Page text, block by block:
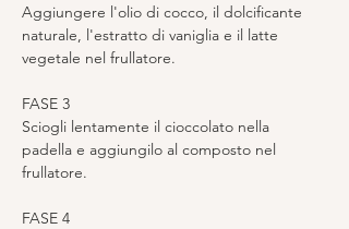
Aggiungere l'olio di cocco, il dolcificante
naturale, l'estratto di vaniglia e il latte
vegetale nel frullatore.
FASE 3
Sciogli lentamente il cioccolato nella
padella e aggiungilo al composto nel
frullatore.
FASE 4